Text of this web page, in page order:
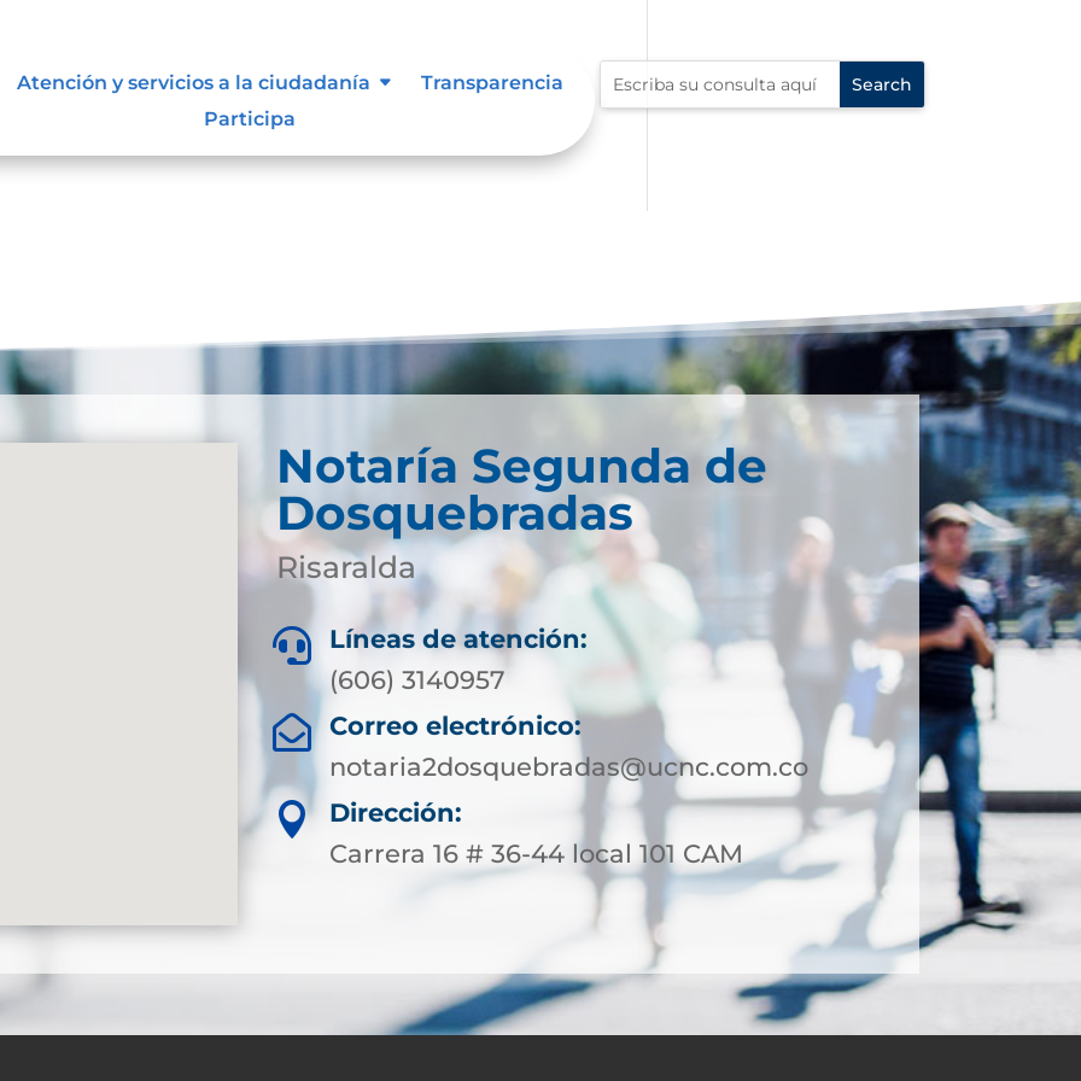
Atención y servicios a la ciudadanía
Transparencia
Participa
Try refining your search, or use the navigation
Notaría Segunda de
Dosquebradas
Risaralda

Líneas de atención:
(606) 3140957

Correo electrónico:
notaria2dosquebradas@ucnc.com.co

Dirección:
Carrera 16 # 36-44 local 101 CAM